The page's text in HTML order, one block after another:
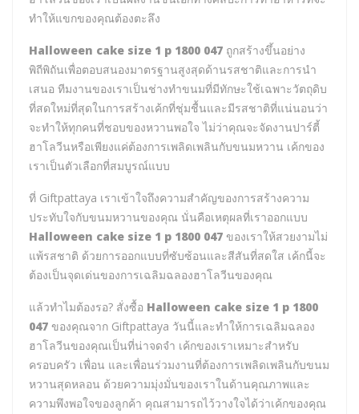
ทำให้แขกของคุณต้องตะลึง
Halloween cake size 1 p 1800 047 ถูกสร้างขึ้นอย่าง
พิถีพิถันเพื่อตอบสนองมาตรฐานสูงสุดด้านรสชาติและการนำ
เสนอ ทีมงานของเราเป็นช่างทำขนมที่มีทักษะใช้เฉพาะวัตถุดิบ
ที่สดใหม่ที่สุดในการสร้างเค้กที่ชุ่มชื้นและมีรสชาติที่แน่นอนว่า
จะทำให้ทุกคนที่ชอบของหวานพอใจ ไม่ว่าคุณจะจัดงานปาร์ตี้
ฮาโลวีนหรือเพียงแค่ต้องการเพลิดเพลินกับขนมหวาน เค้กของ
เราเป็นตัวเลือกที่สมบูรณ์แบบ
ที่ Giftpattaya เราเข้าใจถึงความสำคัญของการสร้างความ
ประทับใจกับขนมหวานของคุณ นั่นคือเหตุผลที่เราออกแบบ
Halloween cake size 1 p 1800 047 ของเราให้สวยงามไม่
แพ้รสชาติ ด้วยการออกแบบที่ซับซ้อนและสีสันที่สดใส เค้กนี้จะ
ต้องเป็นจุดเด่นของการเฉลิมฉลองฮาโลวีนของคุณ
แล้วทำไมต้องรอ? สั่งซื้อ Halloween cake size 1 p 1800
047 ของคุณจาก Giftpattaya วันนี้และทำให้การเฉลิมฉลอง
ฮาโลวีนของคุณเป็นที่น่าจดจำ เค้กของเราเหมาะสำหรับ
ครอบครัว เพื่อน และเพื่อนร่วมงานที่ต้องการเพลิดเพลินกับขนม
หวานสุดหลอน ด้วยความมุ่งมั่นของเราในด้านคุณภาพและ
ความพึงพอใจของลูกค้า คุณสามารถไว้วางใจได้ว่าเค้กของคุณ